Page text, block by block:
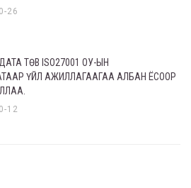
26
ТӨВ ISO27001 ОУ-ЫН
ҮЙЛ АЖИЛЛАГААГАА АЛБАН ЁСООР
12